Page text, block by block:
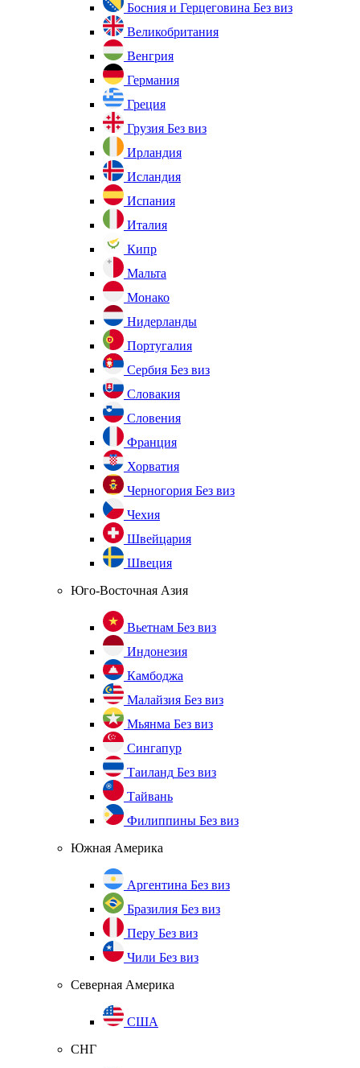
Босния и Герцеговина Без виз
Великобритания
Венгрия
Германия
Греция
Грузия Без виз
Ирландия
Исландия
Испания
Италия
Кипр
Мальта
Монако
Нидерланды
Португалия
Сербия Без виз
Словакия
Словения
Франция
Хорватия
Черногория Без виз
Чехия
Швейцария
Швеция
Юго-Восточная Азия
Вьетнам Без виз
Индонезия
Камбоджа
Малайзия Без виз
Мьянма Без виз
Сингапур
Таиланд Без виз
Тайвань
Филиппины Без виз
Южная Америка
Аргентина Без виз
Бразилия Без виз
Перу Без виз
Чили Без виз
Северная Америка
США
СНГ